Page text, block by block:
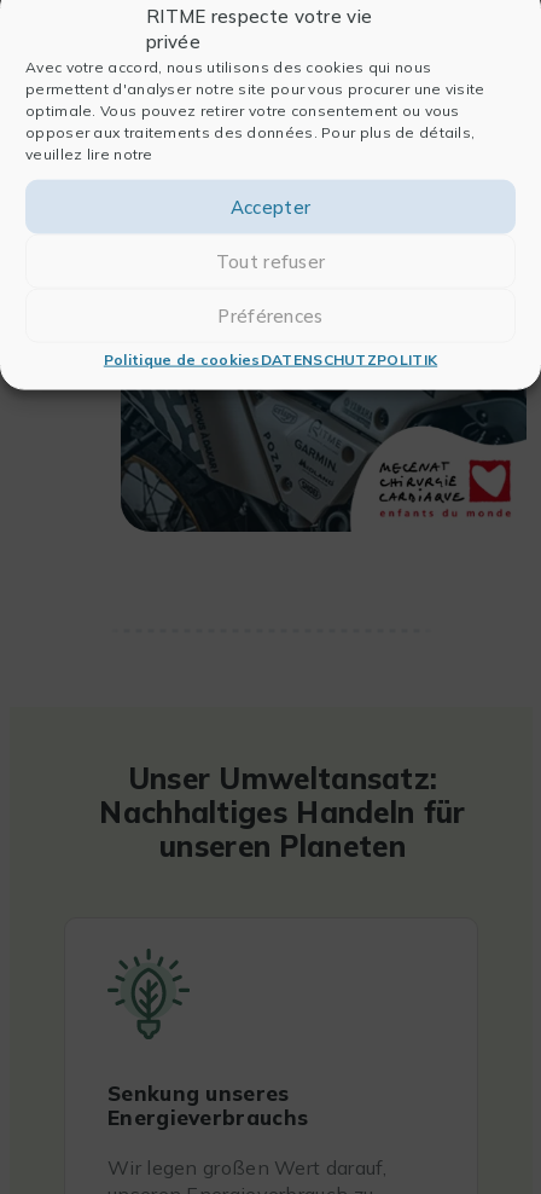
RITME respecte votre vie
privée
Avec votre accord, nous utilisons des cookies qui nous
permettent d'analyser notre site pour vous procurer une visite
optimale. Vous pouvez retirer votre consentement ou vous
opposer aux traitements des données. Pour plus de détails,
veuillez lire notre
Accepter
Tout refuser
Préférences
Politique de cookies DATENSCHUTZPOLITIK
Darüber hinaus zeigt sich unser Engagement in
konkreten Aktionen, an denen unsere Teams
beteiligt sind, wie z. B. Kleider- und
Schulmaterialsammlungen in Partnerschaft mit
Emmaüs Défi, das die berufliche
Wiedereingliederung fördert.
Unser Umweltansatz:
Nachhaltiges Handeln für
unseren Planeten
Senkung unseres
Energieverbrauchs
Wir legen großen Wert darauf,